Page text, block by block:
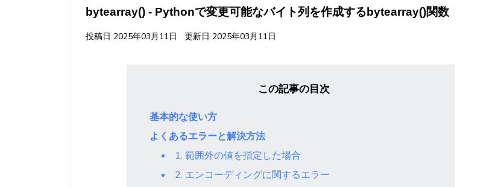
bytearray() - Pythonで変更可能なバイト列を作成するbytearray()関数
投稿日 2025年03月11日 更新日 2025年03月11日
この記事の目次
基本的な使い方
よくあるエラーと解決方法
1. 範囲外の値を指定した場合
2. エンコーディングに関するエラー